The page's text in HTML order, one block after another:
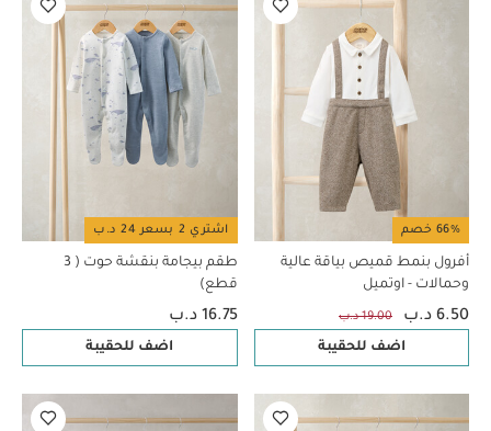
66% خصم
أفرول بنمط قميص بياقة عالية
وحمالات - اوتميل
6.50 د.ب 19.00 د.ب
اضف للحقيبة
اشتري 2 بسعر 24 د.ب
طقم بيجامة بنقشة حوت ( 3
قطع)
16.75 د.ب
اضف للحقيبة